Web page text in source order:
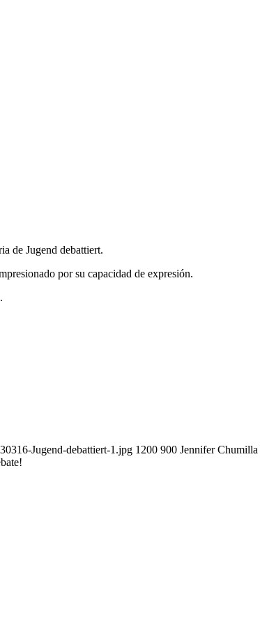
de Jugend debattiert.
por su capacidad de expresión.
Jugend-debattiert-1.jpg 1200 900 Jennifer Chumilla